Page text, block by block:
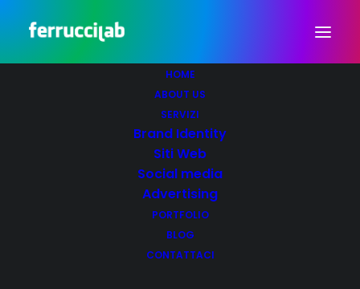
HOME
ABOUT US
SERVIZI
Brand Identity
Siti Web
Social media
Advertising
PORTFOLIO
BLOG
CONTATTACI
Avenda
,SEO,SOCIAL MEDIA,